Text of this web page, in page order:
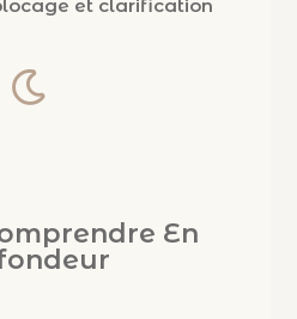
et clarification
En